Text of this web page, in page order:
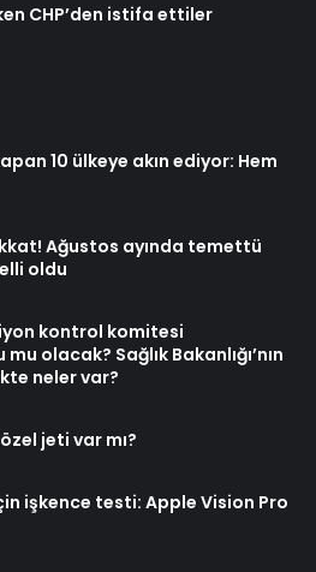
CHP’den istifa ettiler
10 ülkeye akın ediyor: Hem
Ağustos ayında temettü
oldu
kontrol komitesi
olacak? Sağlık Bakanlığı’nın
neler var?
jeti var mı?
işkence testi: Apple Vision Pro